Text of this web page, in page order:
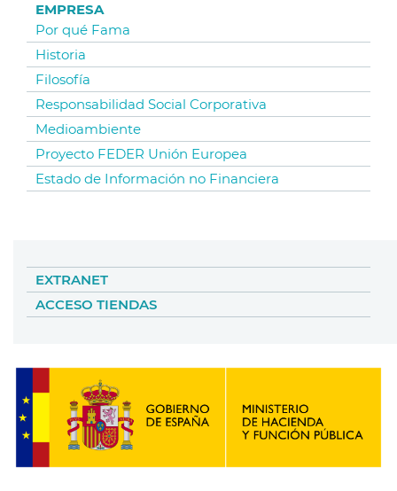
EMPRESA
Por qué Fama
Historia
Filosofía
Responsabilidad Social Corporativa
Medioambiente
Proyecto FEDER Unión Europea
Estado de Información no Financiera
EXTRANET
ACCESO TIENDAS